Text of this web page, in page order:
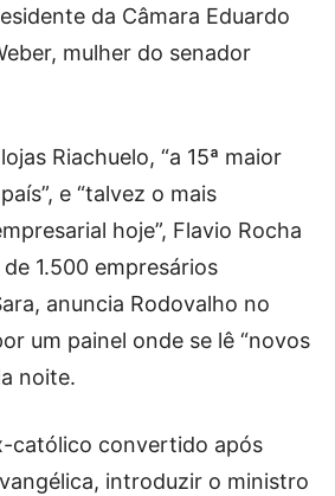
da Câmara Eduardo
mulher do senador
Riachuelo, “a 15ª maior
e “talvez o mais
hoje”, Flavio Rocha
1.500 empresários
anuncia Rodovalho no
um painel onde se lê “novos
noite.
católico convertido após
introduzir o ministro